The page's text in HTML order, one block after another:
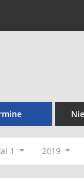
1 2019